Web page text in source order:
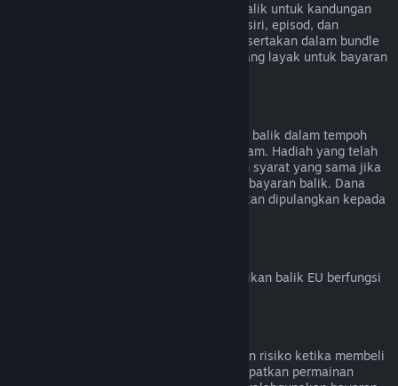
Kami tidak dapat menawarkan bayaran balik untuk kandungan
video di Steam (cth. filem, video pendek, siri, episod, dan
tutorial), melainkan jika video tersebut disertakan dalam bundle
bersama kandungan lain (bukan video) yang layak untuk bayaran
Hadiah yang belum ditebus boleh dibayar balik dalam tempoh
bayaran balik standard iaitu 14 hari/dua jam. Hadiah yang telah
ditebus juga boleh dibayar balik di bawah syarat yang sama jika
penerima hadiah memulakan permintaan bayaran balik. Dana
yang digunakan untuk membeli hadiah akan dipulangkan kepada
Untuk penjelasan tentang cara hak penarikan balik EU berfungsi
Bayaran balik direka untuk menghapuskan risiko ketika membeli
tajuk di Steam – bukan cara untuk mendapatkan permainan